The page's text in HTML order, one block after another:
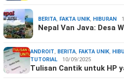
BERITA, FAKTA UNIK, HIBURAN
Nepal Van Java: Desa
ANDROIT, BERITA, FAKTA UNIK,
TUTORIAL
10/09/2025
Tulisan Cantik untuk HP